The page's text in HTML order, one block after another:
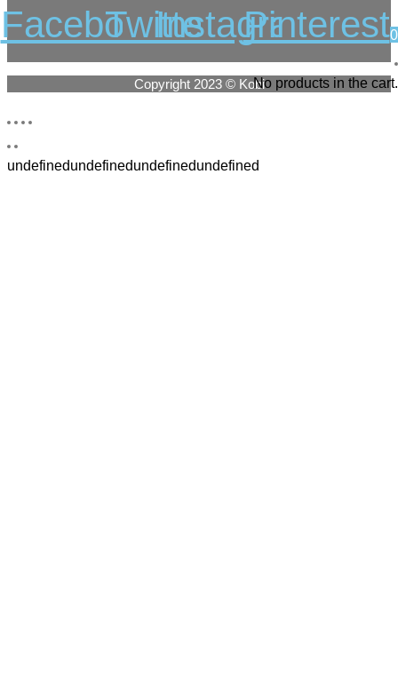
0
No products in the cart.
Facebook
Twitter
Instagram
Pinterest
Copyright 2023 © Kobi
undefinedundefinedundefinedundefined